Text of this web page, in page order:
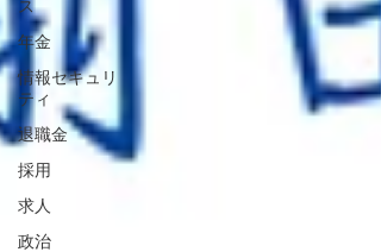
ス
年金
情報セキュリ
ティ
退職金
採用
求人
政治